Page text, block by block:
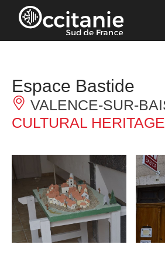
Cookies management panel
Espace Bastide
VALENCE-SUR-
CULTURAL HERITAGE